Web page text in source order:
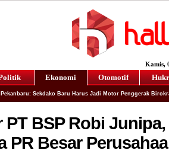
Kamis,
Ekonomi Otomotif
Sekdako Baru Harus Jadi Motor Penggerak
BSP Robi
PR Besar